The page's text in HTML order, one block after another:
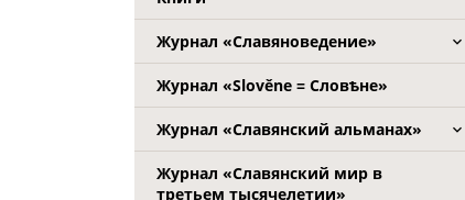
Журнал «Славяноведение»
Журнал «Slověne = Словѣне»
Журнал «Славянский альманах»
Журнал «Славянский мир в
третьем тысячелетии»